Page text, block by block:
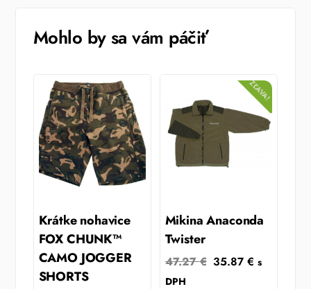
Mohlo by sa vám páčiť
Krátke nohavice
FOX CHUNK™
CAMO JOGGER
SHORTS
ZĽAVA!
Mikina Anaconda
Twister
47.27€ Original
35.87€ Current
s
DPH